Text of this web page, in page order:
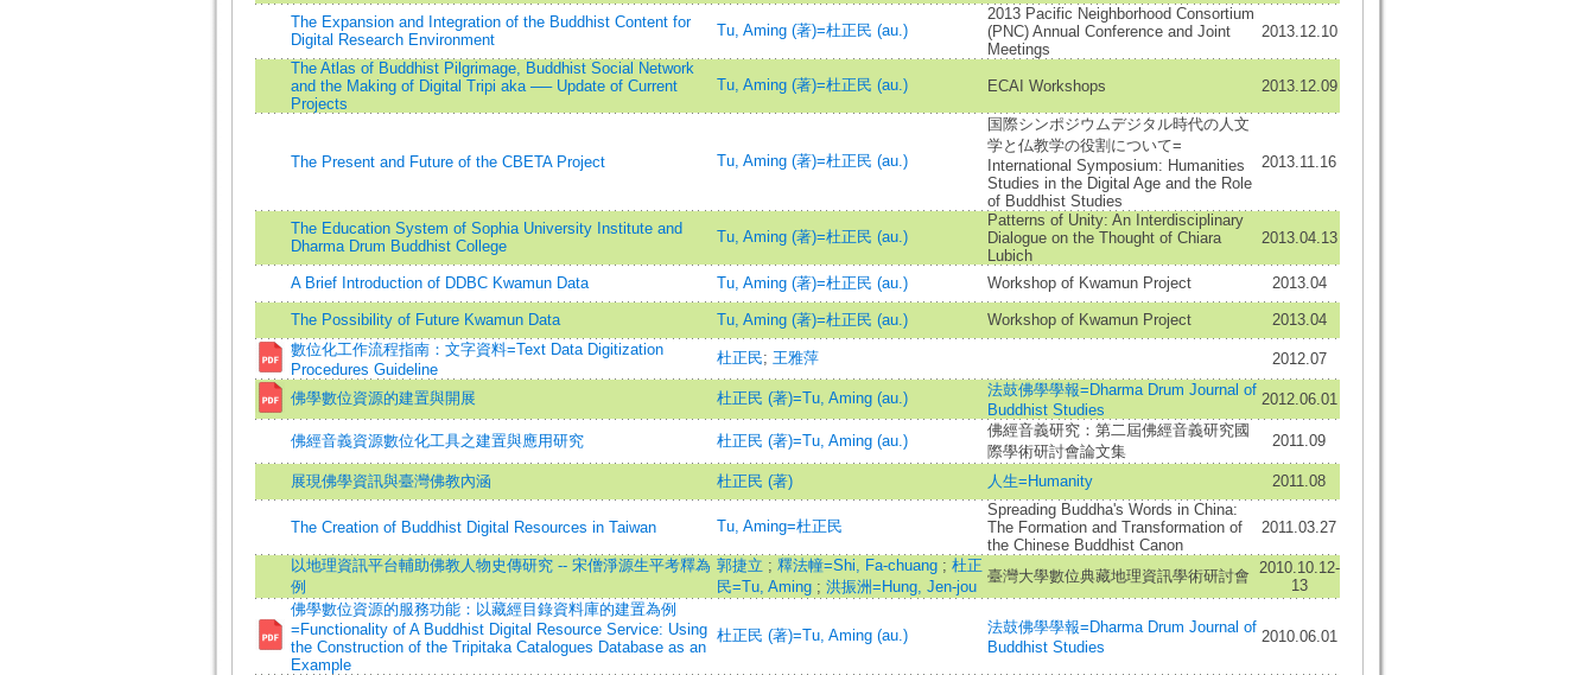
The Expansion and Integration of the Buddhist Content for
Digital Research Environment
Tu, Aming (著)=杜正民 (au.)
2013 Pacific Neighborhood Consortium
(PNC) Annual Conference and Joint
Meetings
2013.12.10
The Atlas of Buddhist Pilgrimage, Buddhist Social Network
and the Making of Digital Tripi aka ── Update of Current
Projects
Tu, Aming (著)=杜正民 (au.) ECAI Workshops 2013.12.09
The Present and Future of the CBETA Project Tu, Aming (著)=杜正民 (au.)
国際シンポジウムデジタル時代の人文
学と仏教学の役割について=
International Symposium: Humanities
Studies in the Digital Age and the Role
of Buddhist Studies
2013.11.16
The Education System of Sophia University Institute and
Dharma Drum Buddhist College
Tu, Aming (著)=杜正民 (au.)
Patterns of Unity: An Interdisciplinary
Dialogue on the Thought of Chiara
Lubich
2013.04.13
A Brief Introduction of DDBC Kwamun Data Tu, Aming (著)=杜正民 (au.) Workshop of Kwamun Project 2013.04
The Possibility of Future Kwamun Data Tu, Aming (著)=杜正民 (au.) Workshop of Kwamun Project
2013.04
數位化工作流程指南：文字資料=Text Data Digitization
Procedures Guideline
杜正民; 王雅萍 2012.07
佛學數位資源的建置與開展 杜正民 (著)=Tu, Aming (au.)
法鼓佛學學報=Dharma Drum Journal of
Buddhist Studies
2012.06.01
佛經音義資源數位化工具之建置與應用研究 杜正民 (著)=Tu, Aming (au.)
佛經音義研究：第二屆佛經音義研究國
際學術研討會論文集
2011.09
展現佛學資訊與臺灣佛教內涵 杜正民 (著) 人生=Humanity 2011.08
The Creation of Buddhist Digital Resources in Taiwan Tu, Aming=杜正民
Spreading Buddha's Words in China:
The Formation and Transformation of
the Chinese Buddhist Canon
2011.03.27
以地理資訊平台輔助佛教人物史傳研究 -- 宋僧淨源生平考釋為
例
郭捷立 ; 釋法幢=Shi, Fa-chuang ; 杜正
民=Tu, Aming ; 洪振洲=Hung, Jen-jou
臺灣大學數位典藏地理資訊學術研討會 2010.10.12-
13
佛學數位資源的服務功能：以藏經目錄資料庫的建置為例
=Functionality of A Buddhist Digital Resource Service: Using
the Construction of the Tripitaka Catalogues Database as an
Example
杜正民 (著)=Tu, Aming (au.)
法鼓佛學學報=Dharma Drum Journal of
Buddhist Studies
2010.06.01